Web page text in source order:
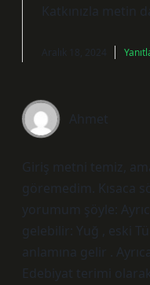
Katkınızla metin
Aralık 18, 2024
Ahmet
Giriş metni temiz,
göremedim. Kısaca
yorumum şöyle:
gelebilir: Yuğ , eski
anlamına gelir .
Edebiyat terimi